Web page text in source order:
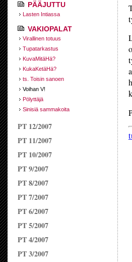
PÄÄJUTTU
Lasten Intiassa
VAKIOPALAT
Virallinen totuus
Tupatarkastus
KuvaMitäHä?
KukaKetäHä?
ts. Toisin sanoen
Voihan V!
Pölyttäjä
Sinisiä sammakoita
PT 12/2007
PT 11/2007
PT 10/2007
PT 9/2007
PT 8/2007
PT 7/2007
PT 6/2007
PT 5/2007
PT 4/2007
PT 3/2007